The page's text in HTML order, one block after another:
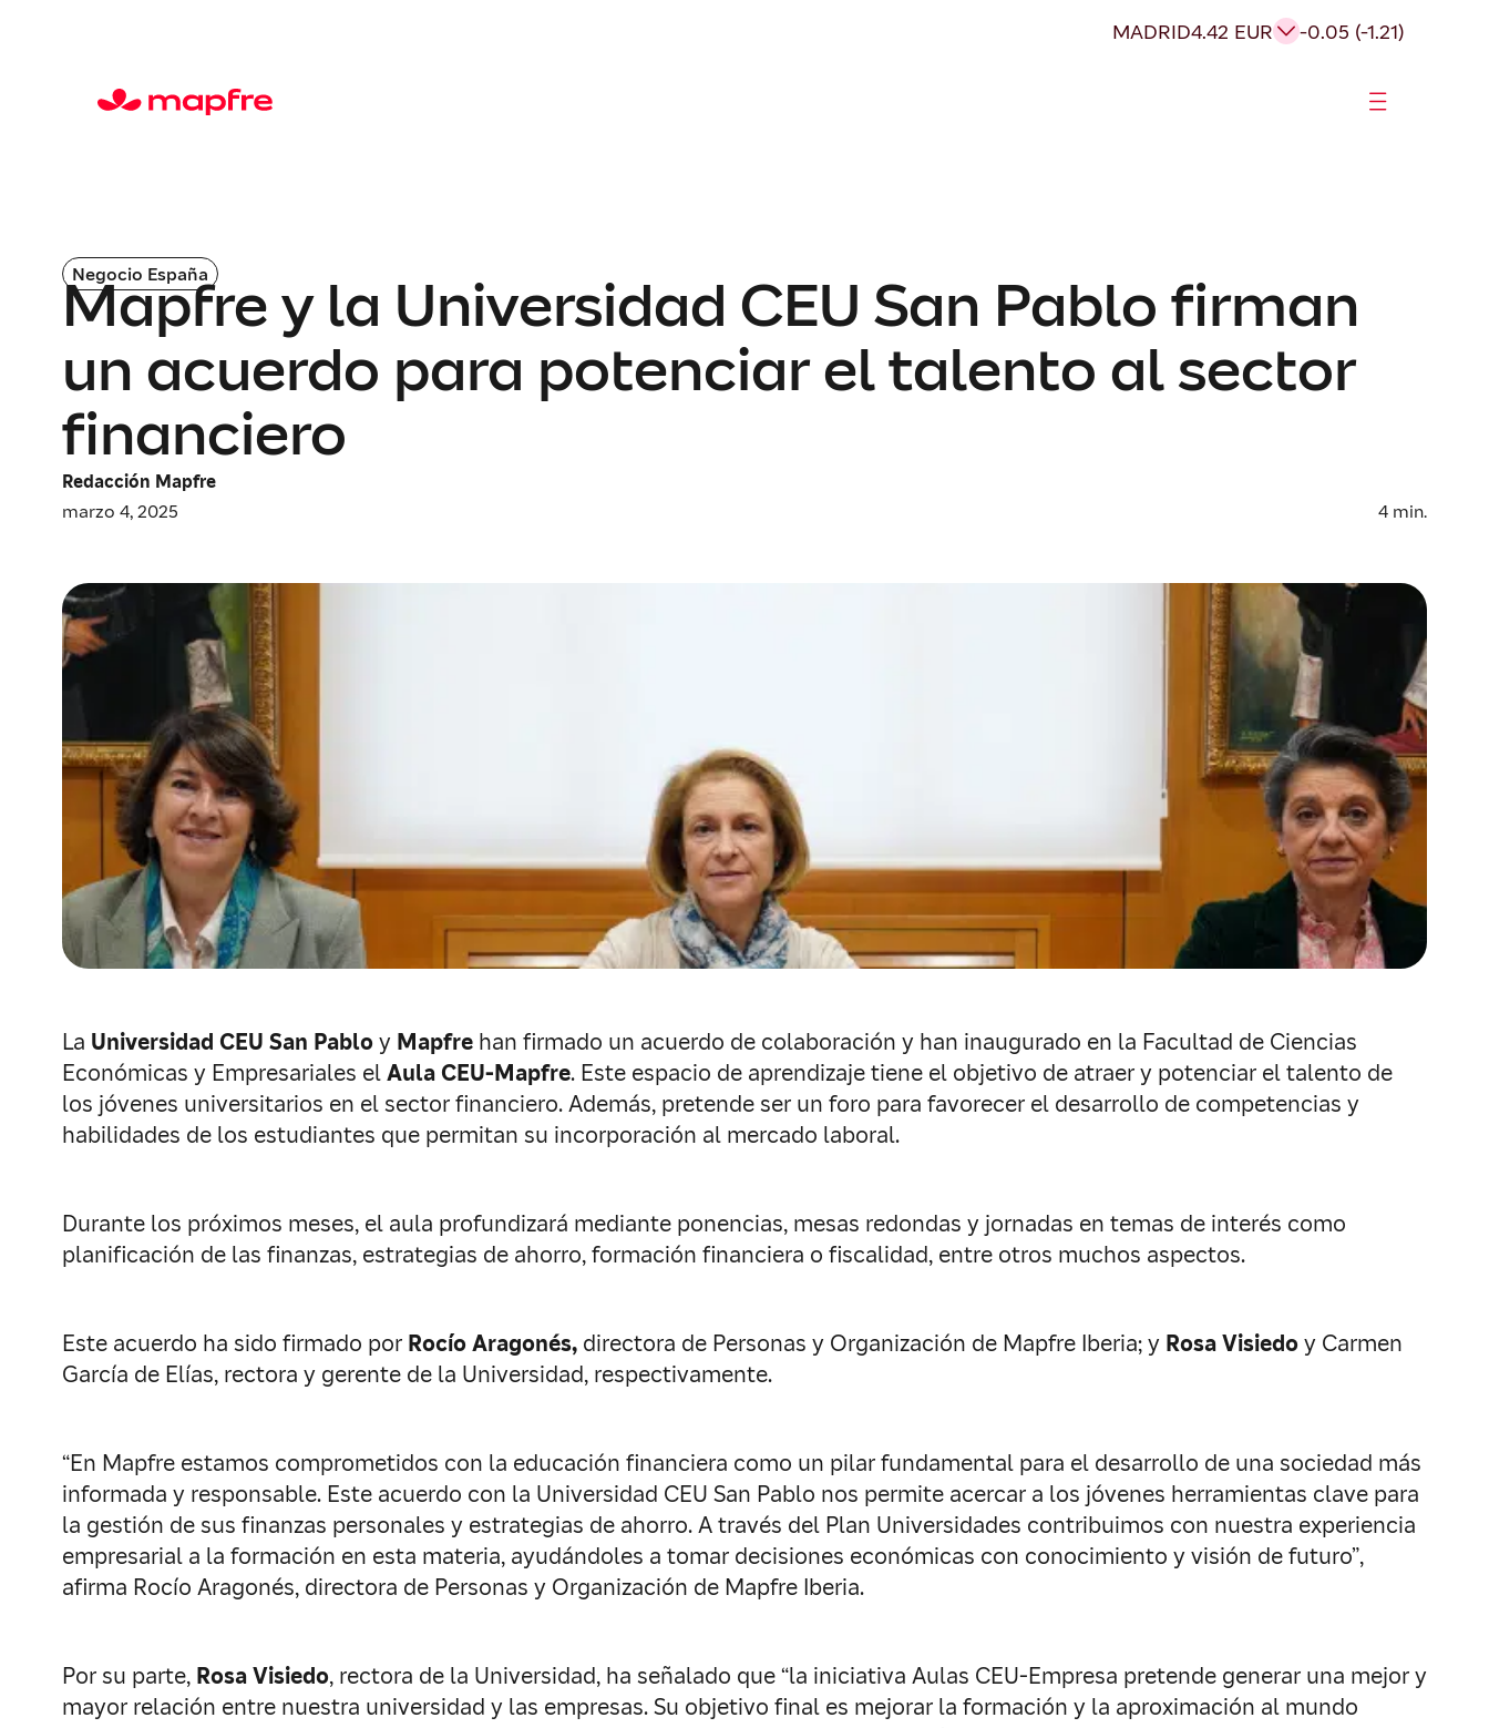
MADRID4.42 EUR -0.05 (-1.21)
Negocio España
Mapfre y la Universidad CEU San Pablo firman
un acuerdo para potenciar el talento al sector
financiero
Redacción Mapfre
marzo 4, 2025
4 min.
La Universidad CEU San Pabloy Mapfre han firmado un acuerdo de colaboración y han inaugurado en la Facultad de Ciencias
Económicas y Empresariales elAula CEU-Mapfre. Este espacio de aprendizaje tiene el objetivo de atraer y potenciar el talento de
los jóvenes universitarios en el sector financiero. Además, pretende ser un foro para favorecer el desarrollo de competencias y
habilidades de los estudiantes que permitan su incorporación al mercado laboral.
Durante los próximos meses, el aula profundizará mediante ponencias, mesas redondas y jornadas en temas de interés como
planificación de las finanzas, estrategias de ahorro, formación financiera o fiscalidad, entre otros muchos aspectos.
Este acuerdo ha sido firmado por Rocío Aragonés, directora de Personas y Organización de Mapfre Iberia; y Rosa Visiedoy Carmen
García de Elías, rectora y gerente de la Universidad, respectivamente.
“En Mapfre estamos comprometidos con la educación financiera como un pilar fundamental para el desarrollo de una sociedad más
informada y responsable. Este acuerdo con la Universidad CEU San Pablo nos permite acercar a los jóvenes herramientas clave para
la gestión de sus finanzas personales y estrategias de ahorro. A través del Plan Universidades contribuimos con nuestra experiencia
empresarial a la formación en esta materia, ayudándoles a tomar decisiones económicas con conocimiento y visión de futuro”,
afirma Rocío Aragonés, directora de Personas y Organización de Mapfre Iberia.
Por su parte, Rosa Visiedo, rectora de la Universidad, ha señalado que “la iniciativa Aulas CEU-Empresa pretende generar una mejor y
mayor relación entre nuestra universidad y las empresas. Su objetivo final es mejorar la formación y la aproximación al mundo